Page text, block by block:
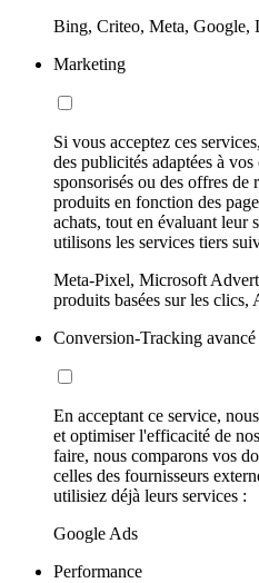
Bing, Criteo, Meta, Google,
Marketing
Si vous acceptez ces
des publicités adaptées à
sponsorisés ou des offres de
produits en fonction des
achats, tout en évaluant leur
utilisons les services tiers
Meta-Pixel, Microsoft
produits basées sur les clics,
Conversion-Tracking avancé
En acceptant ce service,
et optimiser l'efficacité de
faire, nous comparons vos
celles des fournisseurs
utilisiez déjà leurs services :
Google Ads
Performance